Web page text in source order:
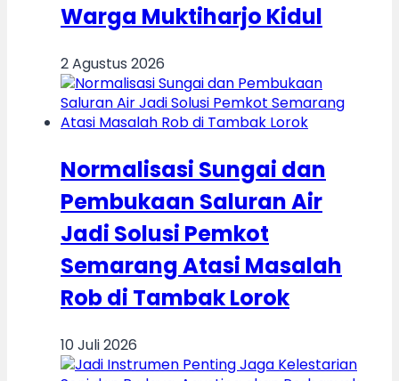
Warga Muktiharjo Kidul
2 Agustus 2026
Normalisasi Sungai dan
Pembukaan Saluran Air
Jadi Solusi Pemkot
Semarang Atasi Masalah
Rob di Tambak Lorok
10 Juli 2026